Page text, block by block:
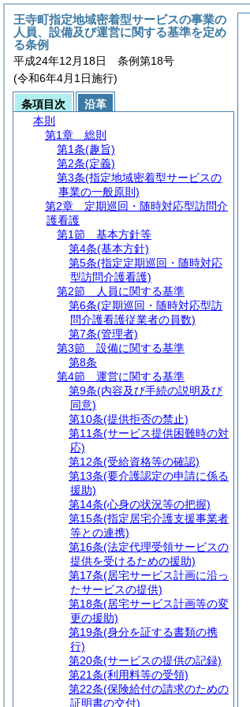
王寺町指定地域密着型サービスの事業の
人員、設備及び運営に関する基準を定め
る条例
平成24年12月18日 条例第18号
(令和6年4月1日施行)
条項目次
沿革
本則
第1章
総則
第1条(趣旨)
第2条(定義)
第3条(指定地域密着型サービスの
事業の一般原則)
第2章
定期巡回・随時対応型訪問介
護看護
第1節
基本方針等
第4条(基本方針)
第5条(指定定期巡回・随時対応
型訪問介護看護)
第2節
人員に関する基準
第6条(定期巡回・随時対応型訪
問介護看護従業者の員数)
第7条(管理者)
第3節
設備に関する基準
第8条
第4節
運営に関する基準
第9条(内容及び手続の説明及び
同意)
第10条(提供拒否の禁止)
第11条(サービス提供困難時の対
応)
第12条(受給資格等の確認)
第13条(要介護認定の申請に係る
援助)
第14条(心身の状況等の把握)
第15条(指定居宅介護支援事業者
等との連携)
第16条(法定代理受領サービスの
提供を受けるための援助)
第17条(居宅サービス計画に沿っ
たサービスの提供)
第18条(居宅サービス計画等の変
更の援助)
第19条(身分を証する書類の携
行)
第20条(サービスの提供の記録)
第21条(利用料等の受領)
第22条(保険給付の請求のための
証明書の交付)